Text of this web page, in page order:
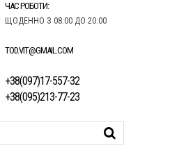
ЧАС РОБОТИ:
ЩОДЕННО З 08:00 ДО 20:00
TOD.VIT@GMAIL.COM
+38(097)17-557-32
+38(095)213-77-23